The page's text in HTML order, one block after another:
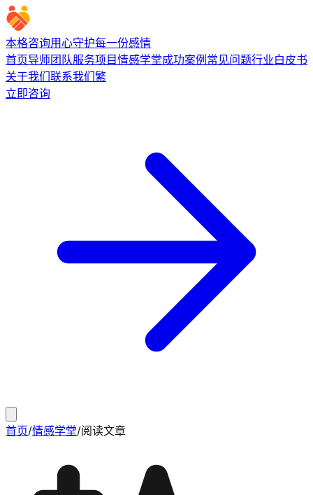
本格咨询用心守护每一份感情
首页导师团队服务项目情感学堂成功案例 常见问题行业白皮书
关于我们联系我们繁
立即咨询
首页/情感学堂/阅读文章